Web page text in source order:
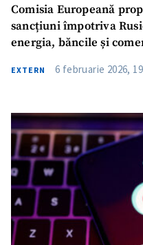
Comisia Europeană
sancțiuni împotriva
energia, băncile și
EXTERN 6 februarie 2026,